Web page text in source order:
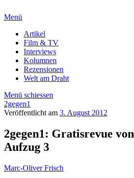
Menü
Artikel
Film & TV
Interviews
Kolumnen
Rezensionen
Welt am Draht
Menü schiessen
2gegen1
Veröffentlicht am 3. August 2012
2gegen1: Gratisrevue
Aufzug 3
Marc-Oliver Frisch